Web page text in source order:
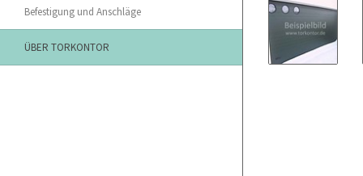
Befestigung und Anschläge
ÜBER TORKONTOR